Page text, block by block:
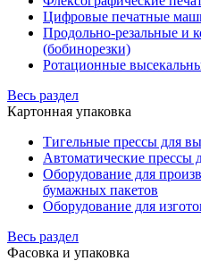
Цифровые печатные
Продольно-резальные и
(бобинорезки)
Ротационные
Весь раздел
Картонная упаковка
Тигельные прессы для
Автоматические прессы
Оборудование для
бумажных пакетов
Оборудование для
Весь раздел
Фасовка и упаковка